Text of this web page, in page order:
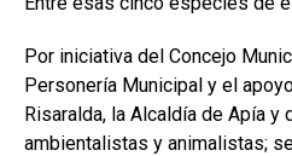
Por iniciativa del Concejo
Personería Municipal y el
Risaralda, la Alcaldía de Apía
ambientalistas y animalistas;